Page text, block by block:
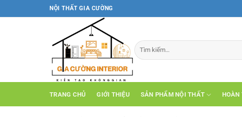
qua
NỘI THẤT GIA CƯỜNG
TRANG CHỦ GIỚI THIỆU SẢN PHẨM NỘI THẤT HOÀN